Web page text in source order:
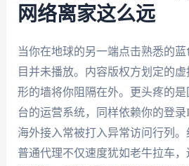
网络离家这么远
当你在地球的另一端点击熟悉的
目并未播放。内容版权方划定的
形的墙将你阻隔在外。更头疼的
台的运营系统，同样依赖你的登录
海外接入常被打入异常访问行列
普通代理不仅速度犹如老牛拉车